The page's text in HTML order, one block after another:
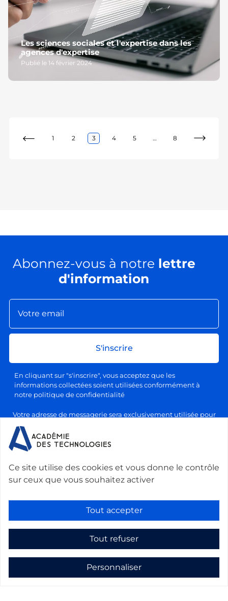
Ce site utilise des cookies et vous donne le contrôle
sur ceux que vous souhaitez activer
Tout accepter
Tout refuser
Personnaliser
Les sciences sociales et l'expertise dans les
agences d'expertise
Publié le 14 février 2024
1 2 3 4 5 … 8
Abonnez-vous à notre lettre
d'information
S'inscrire
En cliquant sur "s'inscrire", vous acceptez que les
informations collectées soient utilisées conformément à
notre politique de confidentialité
Votre adresse de messagerie sera exclusivement utilisée pour
politique de confidentialité et de traitement des données
personnelles. Vous pourrez vous désabonner à tout moment en
cliquant sur le lien prévu à cet effet dans chaque newsletter.
Nous contacter :Académie des technologies -
Le Ponant, 19 rue Leblanc, 75015 Paris, France
secretariat@academie-technologies.fr-
+33 (0)1 53 85 44 44